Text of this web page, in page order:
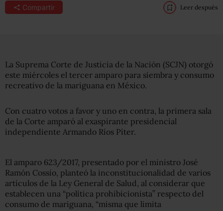
Compartir Leer después
La Suprema Corte de Justicia de la Nación (SCJN) otorgó
este miércoles el tercer amparo para siembra y consumo
recreativo de la mariguana en México.
Con cuatro votos a favor y uno en contra, la primera sala
de la Corte amparó al exaspirante presidencial
independiente Armando Ríos Píter.
El amparo 623/2017, presentado por el ministro José
Ramón Cossío, planteó la inconstitucionalidad de varios
artículos de la Ley General de Salud, al considerar que
establecen una “política prohibicionista” respecto del
consumo de mariguana, “misma que limita